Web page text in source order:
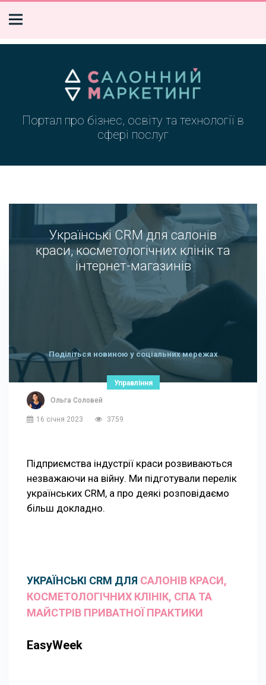
Портал про бізнес, освіту та технології в
сфері послуг
Українські CRM для салонів
краси, косметологічних клінік та
інтернет-магазинів
Поділіться новиною у соціальних мережах
Управління
Ольга Соловей
16 січня 2023 3759
Підприємства індустрії краси розвиваються
незважаючи на війну. Ми підготували перелік
українських CRM, а про деякі розповідаємо
більш докладно.
УКРАЇНСЬКІ CRM ДЛЯ САЛОНІВ КРАСИ,
КОСМЕТОЛОГІЧНИХ КЛІНІК, СПА ТА
МАЙСТРІВ ПРИВАТНОЇ ПРАКТИКИ
EasyWeek